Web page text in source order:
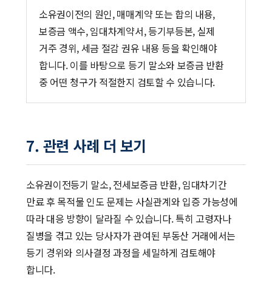
소유권이전의 원인, 매매계약 또는 합의 내용,
보증금 액수, 임대차계약서, 등기부등본, 실제
거주 경위, 세금 절감 권유 내용 등을 확인해야
합니다. 이를 바탕으로 등기 말소와 보증금 반환
중 어떤 청구가 적절한지 검토할 수 있습니다.
7. 관련 사례 더 보기
소유권이전등기 말소, 전세보증금 반환, 임대차기간
만료 후 목적물 인도 문제는 사실관계와 입증 가능성에
따라 대응 방향이 달라질 수 있습니다. 특히 고령자나
질병을 겪고 있는 당사자가 관여된 부동산 거래에서는
등기 경위와 의사결정 과정을 세밀하게 검토해야
합니다.